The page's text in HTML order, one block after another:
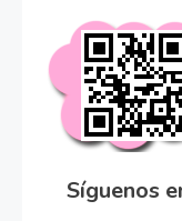
Síguenos